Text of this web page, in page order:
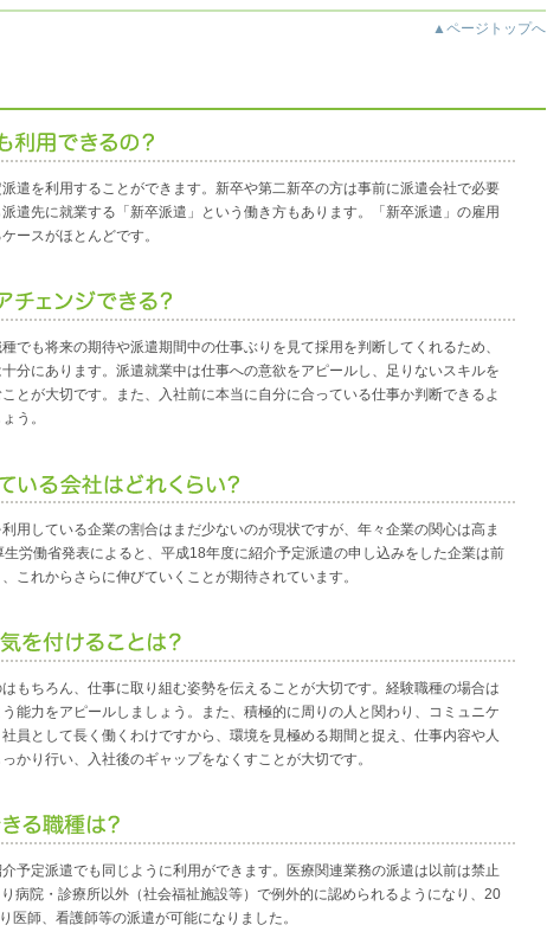
▲ページトップへ
遣を利用することができます。新卒や第二新卒の方は事前に派遣会社で必要
遣先に就業する「新卒派遣」という働き方もあります。「新卒派遣」の雇用
ースがほとんどです。
でも将来の期待や派遣期間中の仕事ぶりを見て採用を判断してくれるため、
分にあります。派遣就業中は仕事への意欲をアピールし、足りないスキルを
とが大切です。また、入社前に本当に自分に合っている仕事か判断できるよ
う。
用している企業の割合はまだ少ないのが現状ですが、年々企業の関心は高ま
労働省発表によると、平成18年度に紹介予定派遣の申し込みをした企業は前
これからさらに伸びていくことが期待されています。
もちろん、仕事に取り組む姿勢を伝えることが大切です。経験職種の場合は
能力をアピールしましょう。また、積極的に周りの人と関わり、コミュニケ
員として長く働くわけですから、環境を見極める期間と捉え、仕事内容や人
かり行い、入社後のギャップをなくすことが大切です。
予定派遣でも同じように利用ができます。医療関連業務の派遣は以前は禁止
病院・診療所以外（社会福祉施設等）で例外的に認められるようになり、20
医師、看護師等の派遣が可能になりました。